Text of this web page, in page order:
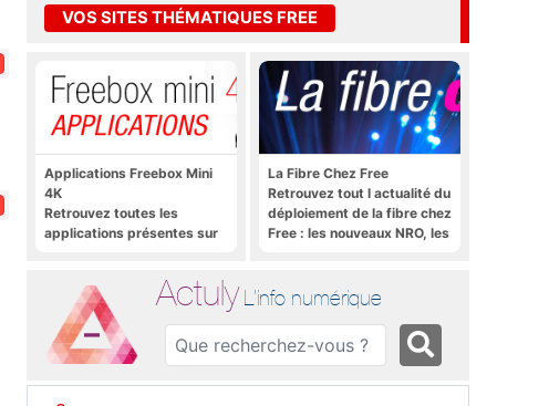
VOS SITES THÉMATIQUES FREE
Applications Freebox Mini
4K
Retrouvez toutes les
applications présentes sur
La Fibre Chez Free
Retrouvez tout l actualité du
déploiement de la fibre chez
Free : les nouveaux NRO, les
Actuly L'info numérique